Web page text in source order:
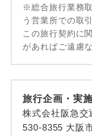
※総合旅行業務
う営業所での取
この旅行契約に
があればご遠慮
旅行企画・実
株式会社阪急交
530-8355 大阪